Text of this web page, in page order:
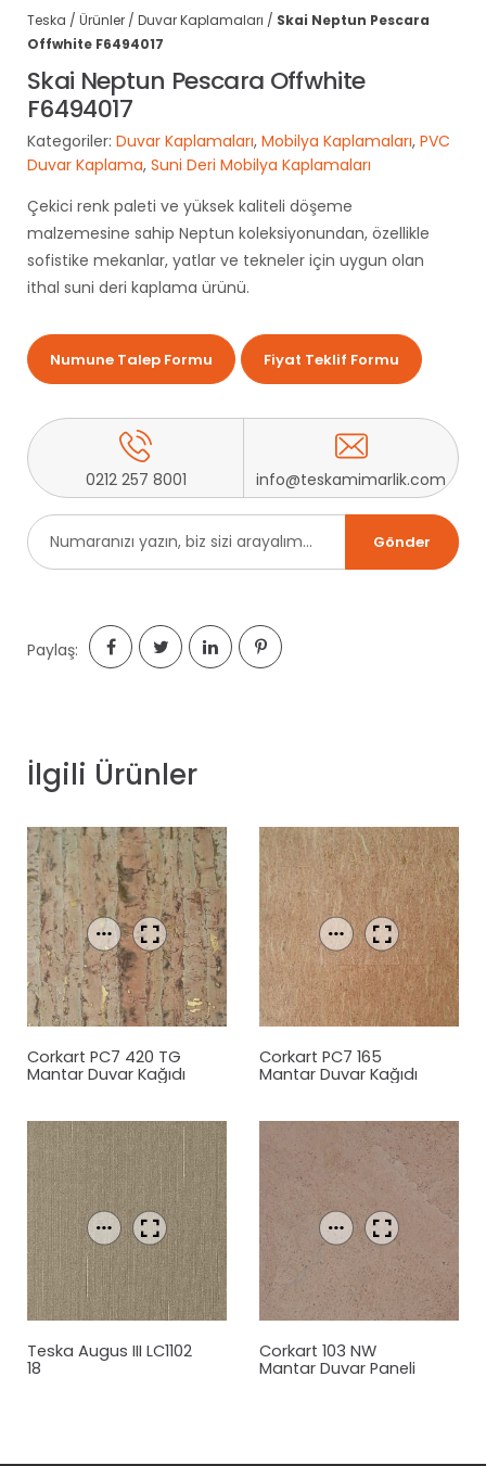
Teska / Ürünler / Duvar Kaplamaları / Skai Neptun Pescara
Offwhite F6494017
Skai Neptun Pescara Offwhite
F6494017
Kategoriler: Duvar Kaplamaları, Mobilya Kaplamaları, PVC
Duvar Kaplama, Suni Deri Mobilya Kaplamaları
Çekici renk paleti ve yüksek kaliteli döşeme
malzemesine sahip Neptun koleksiyonundan, özellikle
sofistike mekanlar, yatlar ve tekneler için uygun olan
ithal suni deri kaplama ürünü.
Numune Talep Formu Fiyat Teklif Formu
0212 257 8001 info@teskamimarlik.com
Paylaş:
İlgili Ürünler
Corkart PC7 420 TG
Mantar Duvar Kağıdı
Corkart PC7 165
Mantar Duvar Kağıdı
Teska Augus III LC1102
18
Corkart 103 NW
Mantar Duvar Paneli